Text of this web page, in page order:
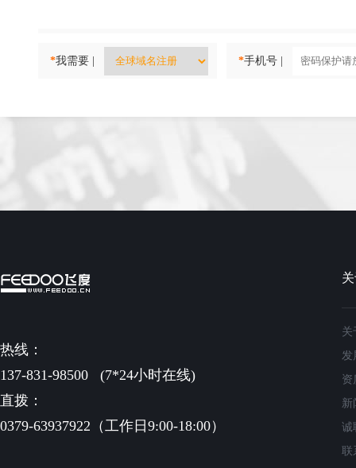
*我需要 | *手机号 |
热线：
137-831-98500
(7*24小时在线)
直拨：
0379-63937922（工作日9:00-18:00）
关
发
资
新
诚
联